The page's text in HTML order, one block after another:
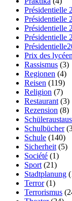
Présidentielle
Présidentielle
Présidentielle
Présidentielle
Prix des
Rassismus (3)
Regionen (4)
Reisen (119)
Religion (7)
Restaurant (3)
Rezension (8)
Schulbücher
Schule (140)
Sicherheit (5)
Société (1)
Sport (21)
Stadtplanung
Terror(1)
Terrorismus